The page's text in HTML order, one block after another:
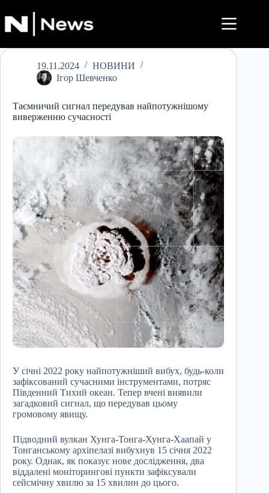
до
вмісту
19.11.2024
НОВИНИ
Ігор Шевченко
Таємничий сигнал передував найпотужнішому
виверженню сучасності
У січні 2022 року найпотужніший вибух, будь-коли
зафіксований сучасними інструментами, потряс
Південний Тихий океан. Тепер вчені виявили
загадковий сигнал, що передував цьому
громовому явищу.
Підводний вулкан Хунга-Тонга-Хунга-Хаапай у
Тонганському архіпелазі вибухнув 15 січня 2022
року. Однак, як показує нове дослідження, два
віддалені моніторингові пункти зафіксували
сейсмічну хвилю за 15 хвилин до цього.